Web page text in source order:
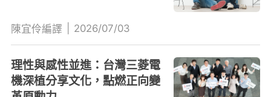
陳宜伶編譯 2026/07/03
理性與感性並進：台灣三菱電
機深植分享文化，點燃正向變